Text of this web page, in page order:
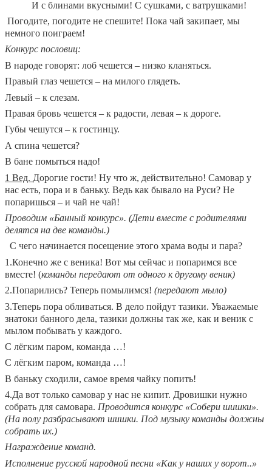
И с блинами вкусными! С сушками, с ватрушками!
Погодите, погодите не спешите! Пока чай закипает, мы
немного поиграем!
Конкурс пословиц:
В народе говорят: лоб чешется – низко кланяться.
Правый глаз чешется – на милого глядеть.
Левый – к слезам.
Правая бровь чешется – к радости, левая – к дороге.
Губы чешутся – к гостинцу.
А спина чешется?
В бане помыться надо!
1 Вед. Дорогие гости! Ну что ж, действительно! Самовар у
нас есть, пора и в баньку. Ведь как бывало на Руси? Не
попаришься – и чай не чай!
Проводим «Банный конкурс». (Дети вместе с родителями
делятся на две команды.)
С чего начинается посещение этого храма воды и пара?
1.Конечно же с веника! Вот мы сейчас и попаримся все
вместе! (команды передают от одного к другому веник)
2.Попарились? Теперь помылимся! (передают мыло)
3.Теперь пора обливаться. В дело пойдут тазики. Уважаемые
знатоки банного дела, тазики должны так же, как и веник с
мылом побывать у каждого.
С лёгким паром, команда …!
С лёгким паром, команда …!
В баньку сходили, самое время чайку попить!
4.Да вот только самовар у нас не кипит. Дровишки нужно
собрать для самовара. Проводится конкурс «Собери шишки».
(На полу разбрасывают шишки. Под музыку команды должны
собрать их.)
Награждение команд.
Исполнение русской народной песни «Как у наших у ворот..»